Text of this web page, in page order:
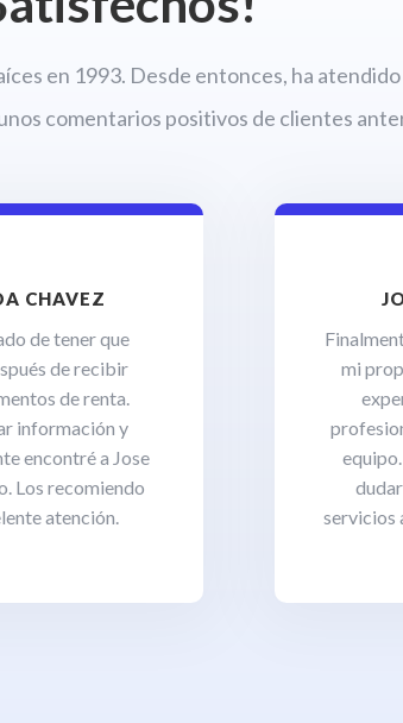
en 1993. Desde entonces, ha
comentarios positivos de clientes
CHAVEZ
de tener que
de recibir
de renta.
información y
encontré a Jose
Los recomiendo
atención.
mi
servicios